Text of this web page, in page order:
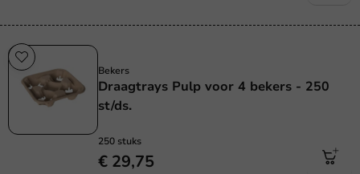
Bekers
Draagtrays Pulp voor 4 bekers - 250
st/ds.
250 stuks
€ 29,75